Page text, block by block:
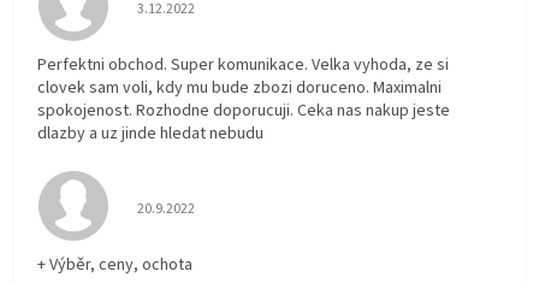
3.12.2022
Perfektni obchod. Super komunikace. Velka vyhoda, ze si
clovek sam voli, kdy mu bude zbozi doruceno. Maximalni
spokojenost. Rozhodne doporucuji. Ceka nas nakup jeste
dlazby a uz jinde hledat nebudu
Hodnocení obchodu je 5 z 5 hvězdiček.
20.9.2022
+ Výběr, ceny, ochota